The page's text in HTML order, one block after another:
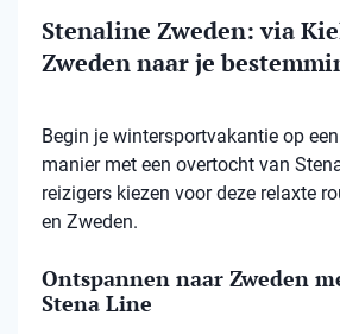
Stenaline Zweden: via
Zweden naar je
Begin je wintersportvakantie op
manier met een overtocht van
reizigers kiezen voor deze relaxte
en Zweden.
Ontspannen naar Zweden
Stena Line